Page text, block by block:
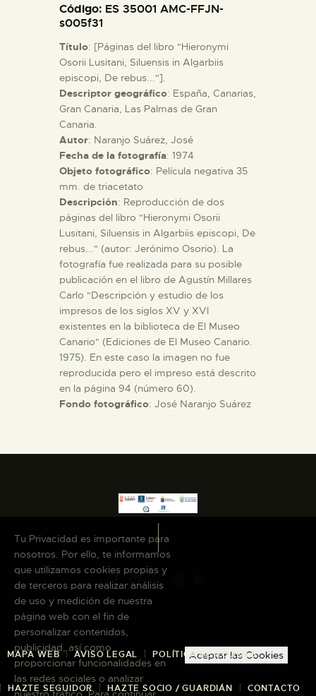
COLECCIONES
DIDÁCTICA
ESPAÑOL
Código: ES 35001 AMC-FFJN-
s005f31
Título: [Páginas del libro "Hieronymi
Osorii Lusitani, Siluensis in Algarbiis
episcopi, De rebus..."].
Descriptor geográfico: España, Canarias,
Gran Canaria, Las Palmas de Gran
Canaria.
Autor: Naranjo Suárez, José
Fecha de la fotografía: 1974
Objeto fotográfico: Película negativa 35
mm. de triacetato
Descripción: Reproducción de dos
páginas del libro "Hieronymi Osorii
Lusitani, Siluensis in Algarbiis episcopi, De
rebus..." (autor: Jerónimo Osorio). La
fotografía fue realizada para su posible
publicación en el libro de Agustín Millares
Carlo "Descripción y estudio de los
impresos de los siglos XV y XVI
existentes en la biblioteca de El Museo
Canario" (Ediciones de El Museo Canario.
1975). En este caso la imagen no fue
reproducida pero el impreso está descrito
en la página 94 (número 60).
Fondo fotográfico: José Naranjo Suárez
MAPA WEB AVISO LEGAL POLÍTICA DE COOKIES
HAZTE SEGUIDOR HAZTE SOCIO / GUARDIÁN CONTACTO
Tu Privacidad es importante para
nosotros. Por ello, te informamos
que utilizamos cookies propias y
de terceros para realizar análisis
de uso y medición de nuestra
página web con el fin de
personalizar contenidos,
publicidad, así como
proporcionar funcionalidades en
las redes sociales o analizar
Aceptar las Cookies